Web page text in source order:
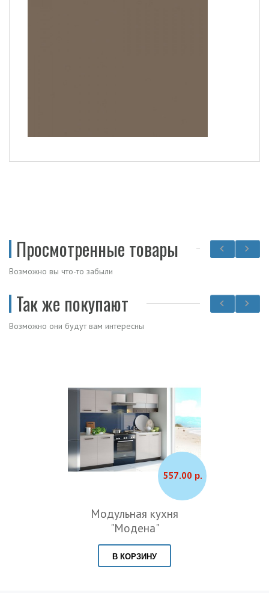
Просмотренные товары
Возможно вы что-то забыли
Так же покупают
Возможно они будут вам интересны
557.00 р.
Модульная кухня
"Модена"
В КОРЗИНУ